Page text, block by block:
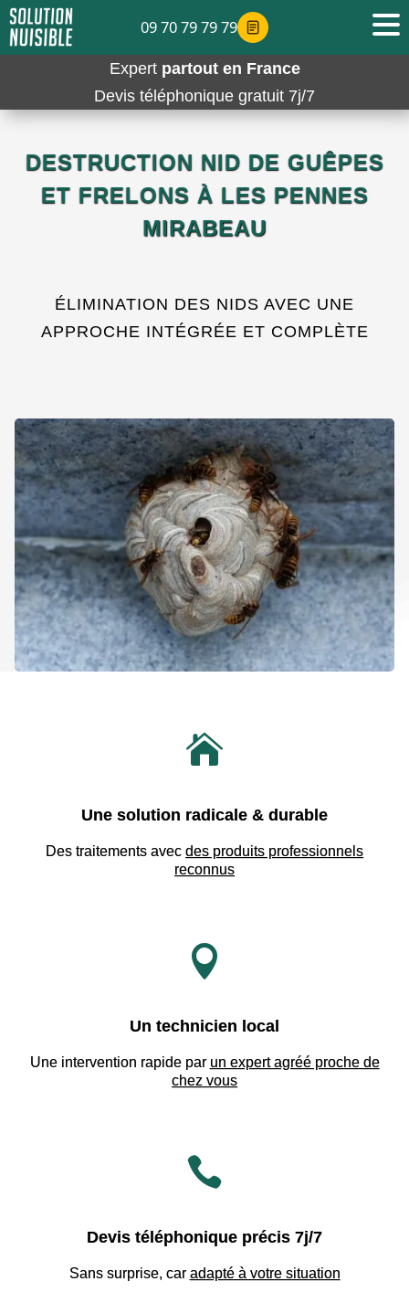
Expert partout en France
Devis téléphonique gratuit 7j/7
DESTRUCTION NID DE GUÊPES
ET FRELONS À LES PENNES
MIRABEAU
ÉLIMINATION DES NIDS AVEC UNE
APPROCHE INTÉGRÉE ET COMPLÈTE

Une solution radicale & durable
Des traitements avec des produits professionnels
reconnus

Un technicien local
Une intervention rapide par un expert agréé proche de
chez vous

Devis téléphonique précis 7j/7
Sans surprise, car adapté à votre situation
09 70 79 79 79